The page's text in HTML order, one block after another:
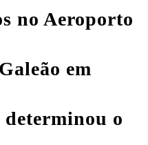
no Aeroporto
em
determinou o